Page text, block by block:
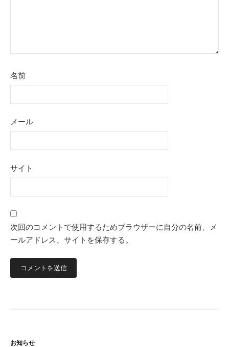
名前
メール
サイト
次回のコメントで使用するためブラウザーに自分の名前、メ
ールアドレス、サイトを保存する。
お知らせ